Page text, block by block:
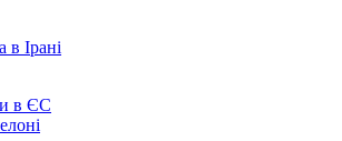
в Ірані
в ЄС